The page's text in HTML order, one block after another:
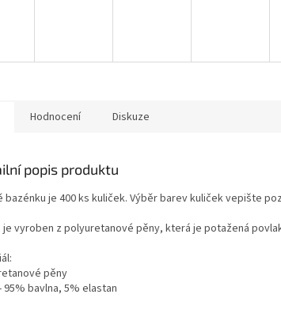
Hodnocení Diskuze
popis produktu
bazénku je 400 ks kuliček. Výběr barev kuliček vepište
je vyroben z polyuretanové pěny, která je potažená
pěny
95% bavlna, 5% elastan